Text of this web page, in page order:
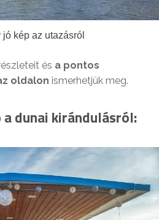
jó kép az utazásról
és a pontos
oldalon ismerhetjük meg.
dunai kirándulásról: